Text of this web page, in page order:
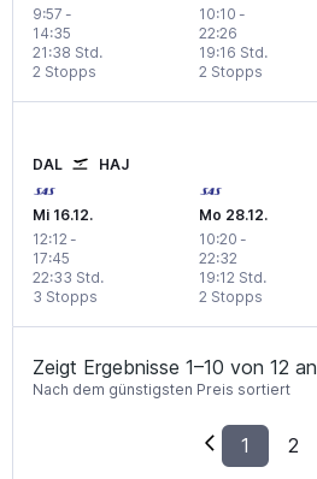
9:57 -
14:35
2 Stopps
21:38 Std.
10:10 -
22:26
2 Stopps
19:16 Std.
DAL HAJ
Mi 16.12.
12:12 -
17:45
3 Stopps
22:33 Std.
Mo 28.12.
10:20 -
22:32
2 Stopps
19:12 Std.
Zeigt Ergebnisse 1–10 von 12 an
Nach dem günstigsten Preis sortiert
1 2